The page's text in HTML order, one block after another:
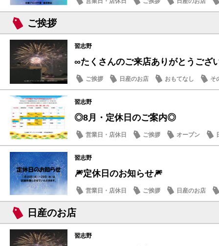
ご挨拶
習志野
∞たくさんのご来店ありがとうござ
ご挨拶 日産のお店 おもてなし そ
習志野
◎8月・定休日のご案内◎
営業日・店休日 ご挨拶 オープン
習志野
🎆定休日のお知らせ🎆
営業日・店休日 ご挨拶 日産のお店
日産のお店
習志野